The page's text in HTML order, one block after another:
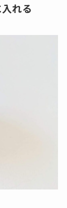
れる